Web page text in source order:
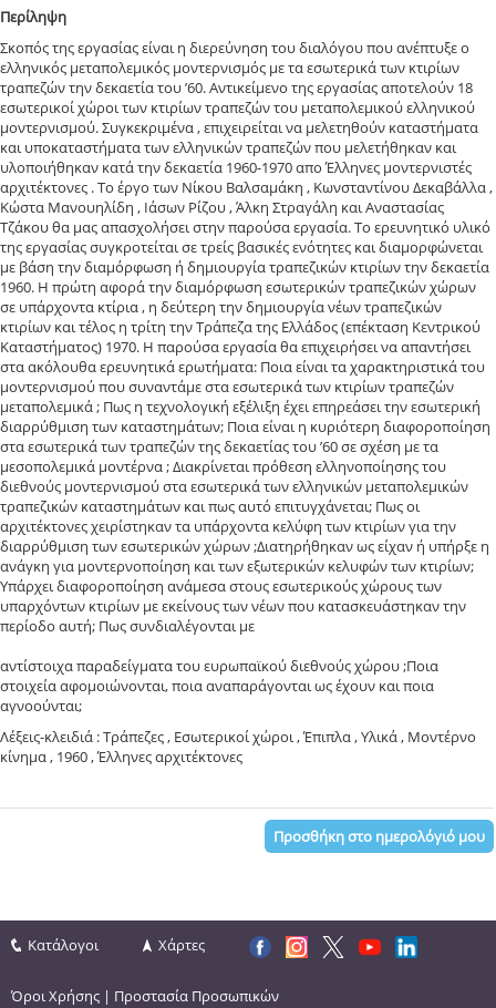
Περίληψη
Σκοπός της εργασίας είναι η διερεύνηση του διαλόγου που ανέπτυξε ο
ελληνικός μεταπολεμικός μοντερνισμός με τα εσωτερικά των κτιρίων
τραπεζών την δεκαετία του ’60. Αντικείμενο της εργασίας αποτελούν 18
εσωτερικοί χώροι των κτιρίων τραπεζών του μεταπολεμικού ελληνικού
μοντερνισμού. Συγκεκριμένα , επιχειρείται να μελετηθούν καταστήματα
και υποκαταστήματα των ελληνικών τραπεζών που μελετήθηκαν και
υλοποιήθηκαν κατά την δεκαετία 1960-1970 απο Έλληνες μοντερνιστές
αρχιτέκτονες . Το έργο των Νίκου Βαλσαμάκη , Κωνσταντίνου Δεκαβάλλα ,
Κώστα Μανουηλίδη , Ιάσων Ρίζου , Άλκη Στραγάλη και Αναστασίας
Τζάκου θα μας απασχολήσει στην παρούσα εργασία. Το ερευνητικό υλικό
της εργασίας συγκροτείται σε τρείς βασικές ενότητες και διαμορφώνεται
με βάση την διαμόρφωση ή δημιουργία τραπεζικών κτιρίων την δεκαετία
1960. Η πρώτη αφορά την διαμόρφωση εσωτερικών τραπεζικών χώρων
σε υπάρχοντα κτίρια , η δεύτερη την δημιουργία νέων τραπεζικών
κτιρίων και τέλος η τρίτη την Τράπεζα της Ελλάδος (επέκταση Κεντρικού
Καταστήματος) 1970. Η παρούσα εργασία θα επιχειρήσει να απαντήσει
στα ακόλουθα ερευνητικά ερωτήματα: Ποια είναι τα χαρακτηριστικά του
μοντερνισμού που συναντάμε στα εσωτερικά των κτιρίων τραπεζών
μεταπολεμικά ; Πως η τεχνολογική εξέλιξη έχει επηρεάσει την εσωτερική
διαρρύθμιση των καταστημάτων; Ποια είναι η κυριότερη διαφοροποίηση
στα εσωτερικά των τραπεζών της δεκαετίας του ’60 σε σχέση με τα
μεσοπολεμικά μοντέρνα ; Διακρίνεται πρόθεση ελληνοποίησης του
διεθνούς μοντερνισμού στα εσωτερικά των ελληνικών μεταπολεμικών
τραπεζικών καταστημάτων και πως αυτό επιτυγχάνεται; Πως οι
αρχιτέκτονες χειρίστηκαν τα υπάρχοντα κελύφη των κτιρίων για την
διαρρύθμιση των εσωτερικών χώρων ;Διατηρήθηκαν ως είχαν ή υπήρξε η
ανάγκη για μοντερνοποίηση και των εξωτερικών κελυφών των κτιρίων;
Υπάρχει διαφοροποίηση ανάμεσα στους εσωτερικούς χώρους των
υπαρχόντων κτιρίων με εκείνους των νέων που κατασκευάστηκαν την
περίοδο αυτή; Πως συνδιαλέγονται με
αντίστοιχα παραδείγματα του ευρωπαϊκού διεθνούς χώρου ;Ποια
στοιχεία αφομοιώνονται, ποια αναπαράγονται ως έχουν και ποια
αγνοούνται;
Λέξεις-κλειδιά : Τράπεζες , Εσωτερικοί χώροι , Έπιπλα , Υλικά , Μοντέρνο
κίνημα , 1960 , Έλληνες αρχιτέκτονες
Προσθήκη στο ημερολόγιό μου
Κατάλογοι Χάρτες
Όροι Χρήσης | Προστασία Προσωπικών